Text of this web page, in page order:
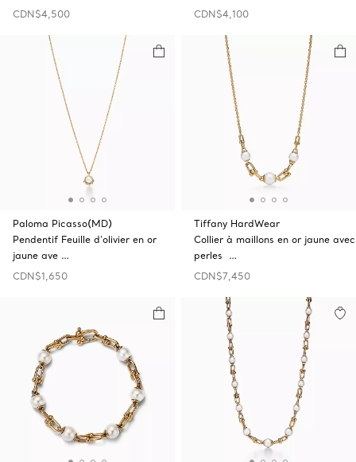
CDN$4,500
CDN$4,100
Paloma Picasso(MD)
Pendentif Feuille d’olivier en or
jaune ave …
CDN$1,650
Tiffany HardWear
Collier à maillons en or jaune avec
perles …
CDN$7,450